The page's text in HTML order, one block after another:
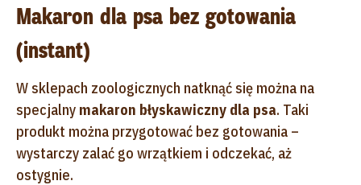
Makaron dla psa bez gotowania
(instant)
W sklepach zoologicznych natknąć się można na
specjalny makaron błyskawiczny dla psa. Taki
produkt można przygotować bez gotowania –
wystarczy zalać go wrzątkiem i odczekać, aż
ostygnie.